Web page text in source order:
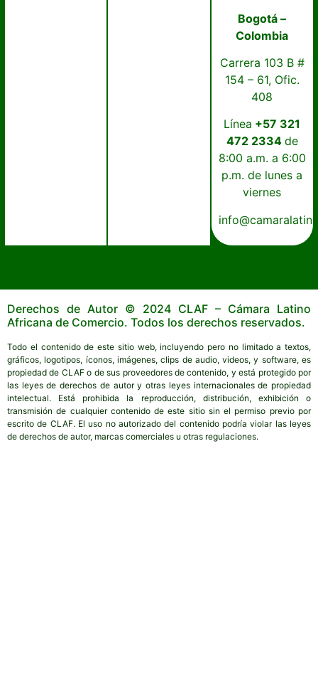
Bogotá –
Colombia
Carrera 103 B #
154 – 61, Ofic.
408
Línea +57 321
472 2334 de
8:00 a.m. a 6:00
p.m. de lunes a
viernes
Derechos de Autor © 2024 CLAF – Cámara Latino
Africana de Comercio. Todos los derechos reservados.
Todo el contenido de este sitio web, incluyendo pero no limitado a textos,
gráficos, logotipos, íconos, imágenes, clips de audio, videos, y software, es
propiedad de CLAF o de sus proveedores de contenido, y está protegido por
las leyes de derechos de autor y otras leyes internacionales de propiedad
intelectual. Está prohibida la reproducción, distribución, exhibición o
transmisión de cualquier contenido de este sitio sin el permiso previo por
escrito de CLAF. El uso no autorizado del contenido podría violar las leyes
de derechos de autor, marcas comerciales u otras regulaciones.